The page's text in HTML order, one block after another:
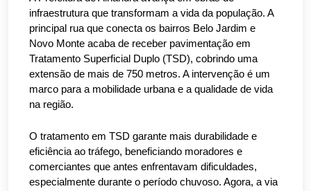
infraestrutura que transformam a vida da população. A
principal rua que conecta os bairros Belo Jardim e
Novo Monte acaba de receber pavimentação em
Tratamento Superficial Duplo (TSD), cobrindo uma
extensão de mais de 750 metros. A intervenção é um
marco para a mobilidade urbana e a qualidade de vida
na região.
O tratamento em TSD garante mais durabilidade e
eficiência ao tráfego, beneficiando moradores e
comerciantes que antes enfrentavam dificuldades,
especialmente durante o período chuvoso. Agora, a via